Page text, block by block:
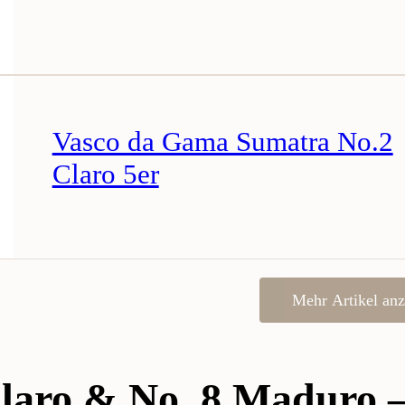
Vasco da Gama Sumatra No.2
Claro 5er
Mehr Artikel